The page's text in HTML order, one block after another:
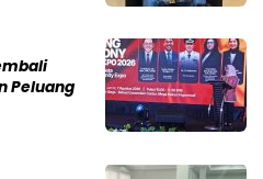
Peluang